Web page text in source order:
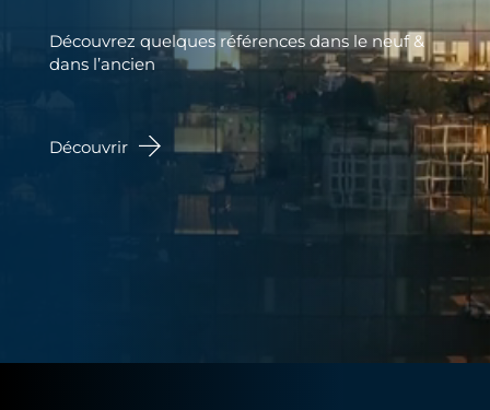
Découvrez quelques références dans le neuf &
dans l’ancien
Découvrir